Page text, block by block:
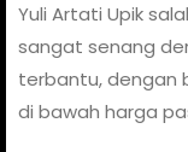
Yuli Artati Upik
sangat senang
terbantu, dengan
di bawah harga